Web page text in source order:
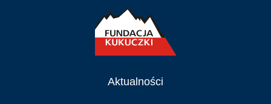
Aktualności